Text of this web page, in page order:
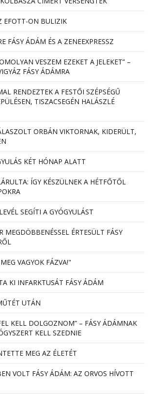
EFOTT-ON BULIZIK
FÁSY ÁDÁM ÉS A ZENEEXPRESSZ
VESZEM EZEKET A JELEKET” –
FÁSY ÁDÁMRA
RENDEZTEK A FESTŐI SZÉPSÉGŰ
TISZACSEGÉN HALÁSZLÉ
ORBÁN VIKTORNAK, KIDERÜLT,
KÉT HÓNAP ALATT
ÍGY KÉSZÜLNEK A HÉTFŐTŐL
SEGÍTI A GYÓGYULÁST
MEGDÖBBENÉSSEL ÉRTESÜLT FÁSY
VAGYOK FÁZVA!"
KI INFARKTUSÁT FÁSY ÁDÁM
UTÁN
KELL DOLGOZNOM” – FÁSY ÁDÁMNAK
KELL SZEDNIE
MEG AZ ÉLETÉT
VOLT FÁSY ÁDÁM: AZ ORVOS HÍVOTT